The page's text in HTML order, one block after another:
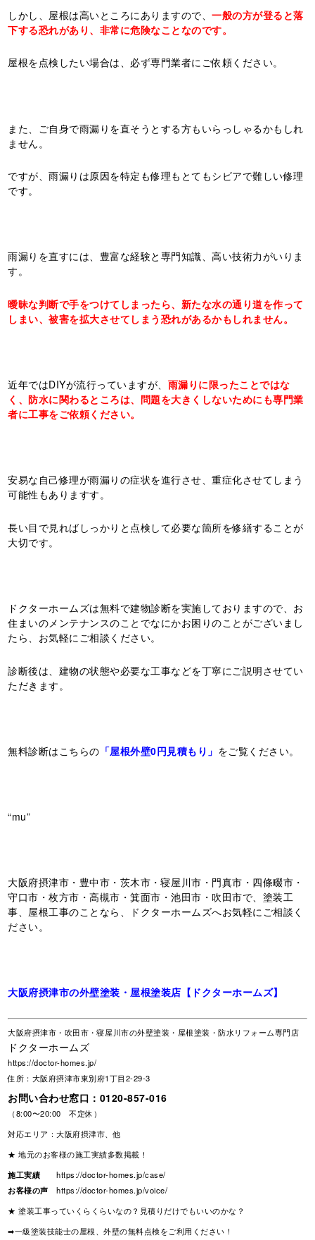
しかし、屋根は高いところにありますので、一般の方が登ると落
下する恐れがあり、非常に危険なことなのです。
屋根を点検したい場合は、必ず専門業者にご依頼ください。
また、ご自身で雨漏りを直そうとする方もいらっしゃるかもしれ
ません。
ですが、雨漏りは原因を特定も修理もとてもシビアで難しい修理
です。
雨漏りを直すには、豊富な経験と専門知識、高い技術力がいりま
す。
曖昧な判断で手をつけてしまったら、新たな水の通り道を作って
しまい、被害を拡大させてしまう恐れがあるかもしれません。
近年ではDIYが流行っていますが、 雨漏りに限ったことではな
く、防水に関わるところは、問題を大きくしないためにも専門業
者に工事をご依頼ください。
安易な自己修理が雨漏りの症状を進行させ、重症化させてしまう
可能性もありますす。
長い目で見ればしっかりと点検して必要な箇所を修繕することが
大切です。
ドクターホームズは無料で建物診断を実施しておりますので、お
住まいのメンテナンスのことでなにかお困りのことがございまし
たら、お気軽にご相談ください。
診断後は、建物の状態や必要な工事などを丁寧にご説明させてい
ただきます。
無料診断はこちらの 「屋根外壁0円見積もり」 をご覧ください。
“mu”
大阪府摂津市・豊中市・茨木市・寝屋川市・門真市・四條畷市・
守口市・枚方市・高槻市・箕面市・池田市・吹田市で、塗装工
事、屋根工事のことなら、ドクターホームズへお気軽にご相談く
ださい。
大阪府摂津市の外壁塗装・屋根塗装店【ドクターホームズ】
大阪府摂津市・吹田市・寝屋川市の外壁塗装・屋根塗装・防水リフォーム専門店
ドクターホームズ
https://doctor-homes.jp/
住所：大阪府摂津市東別府1丁目2-29-3
お問い合わせ窓口： 0120-857-016
（8:00〜20:00 不定休）
対応エリア：大阪府摂津市、他
★ 地元のお客様の施工実績多数掲載！
施工実績
https://doctor-homes.jp/case/
お客様の声
https://doctor-homes.jp/voice/
★ 塗装工事っていくらくらいなの？見積りだけでもいいのかな？
➡一級塗装技能士の屋根、外壁の無料点検をご利用ください！